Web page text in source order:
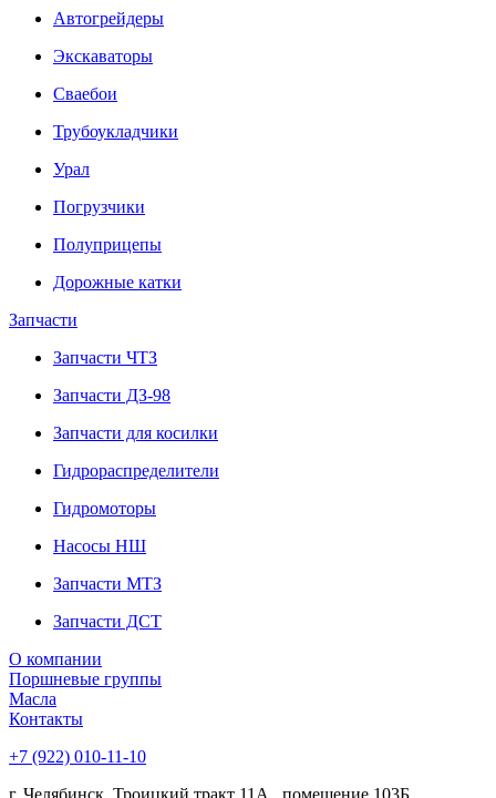
Автогрейдеры
Экскаваторы
Сваебои
Трубоукладчики
Урал
Погрузчики
Полуприцепы
Дорожные катки
Запчасти
Запчасти ЧТЗ
Запчасти ДЗ-98
Запчасти для косилки
Гидрораспределители
Гидромоторы
Насосы НШ
Запчасти МТЗ
Запчасти ДСТ
О компании
Поршневые группы
Масла
Контакты
+7 (922) 010-11-10
г. Челябинск, Троицкий тракт 11А , помещение 103Б